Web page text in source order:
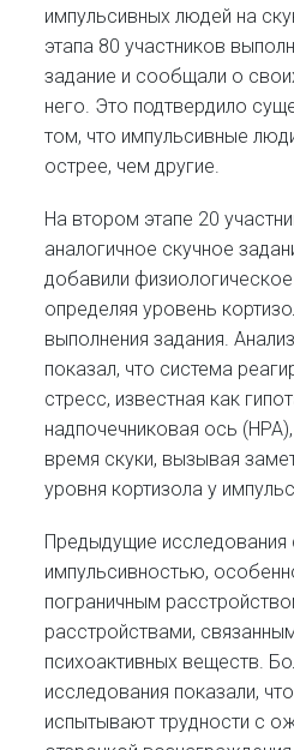
импульсивных людей на
этапа 80 участников
задание и сообщали о
него. Это подтвердило
том, что импульсивные
острее, чем другие.
На втором этапе 20
аналогичное скучное
добавили
определяя уровень
выполнения задания.
показал, что система
стресс, известная как
надпочечниковая ось
время скуки, вызывая
уровня кортизола у
Предыдущие исследования
импульсивностью,
пограничным
расстройствами,
психоактивных веществ.
исследования показали,
испытывают трудности с